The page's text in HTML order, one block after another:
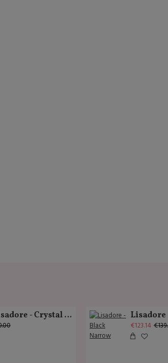
SALE - Lisadore - Crystal Gold - Classic Lisadore
€123.14